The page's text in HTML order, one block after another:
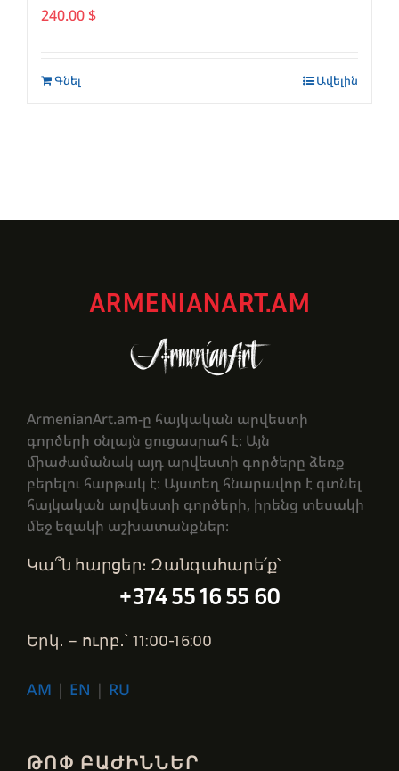
240.00 $
Գնել Ավելին
ARMENIANART.AM
ArmenianArt.am-ը հայկական արվեստի
գործերի օնլայն ցուցասրահ է։ Այն
միաժամանակ այդ արվեստի գործերը ձեռք
բերելու հարթակ է։ Այստեղ հնարավոր է գտնել
հայկական արվեստի գործերի, իրենց տեսակի
մեջ եզակի աշխատանքներ։
Կա՞ն հարցեր։ Զանգահարե՛ք՝
+374 55 16 55 60
Երկ․ – ուրբ․՝ 11:00-16:00
AM | EN | RU
ԹՈՓ ԲԱԺԻՆՆԵՐ